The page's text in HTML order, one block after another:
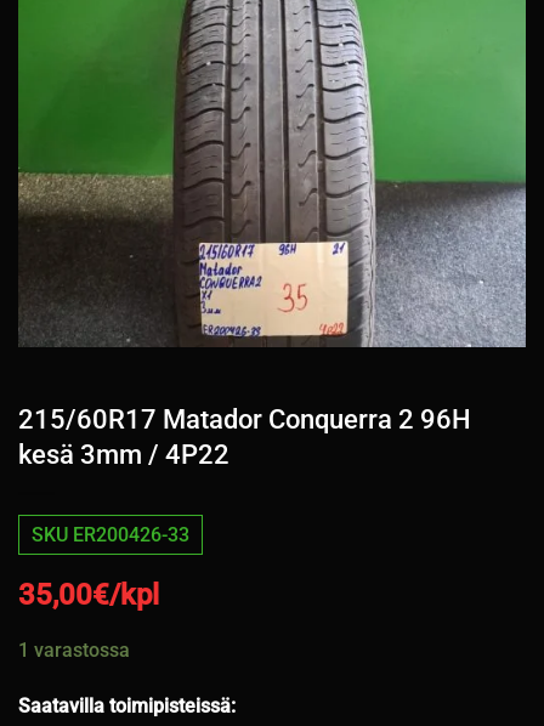
215/60R17 Matador Conquerra 2 96H
kesä 3mm / 4P22
SKU ER200426-33
35,00€/kpl
1 varastossa
Saatavilla toimipisteissä: